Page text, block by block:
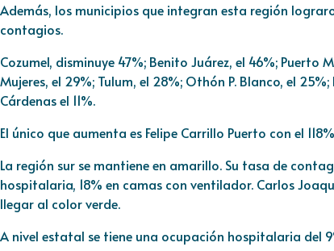
Además, los municipios que integran esta región
contagios.
Cozumel, disminuye 47%; Benito Juárez, el 46%; Puerto
Mujeres, el 29%; Tulum, el 28%; Othón P. Blanco, el
Cárdenas el 11%.
El único que aumenta es Felipe Carrillo Puerto con el
La región sur se mantiene en amarillo. Su tasa de
hospitalaria, 18% en camas con ventilador. Carlos
llegar al color verde.
A nivel estatal se tiene una ocupación hospitalaria del